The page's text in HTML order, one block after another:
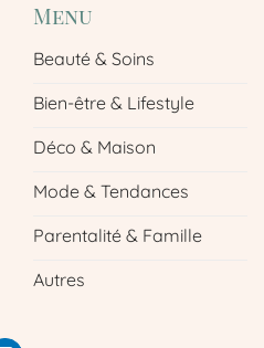
Menu
Beauté & Soins
Bien-être & Lifestyle
Déco & Maison
Mode & Tendances
Parentalité & Famille
Autres